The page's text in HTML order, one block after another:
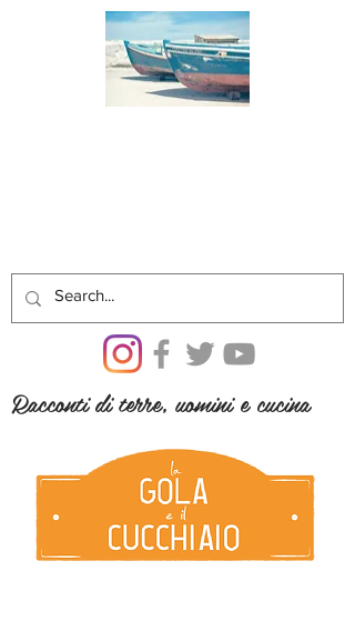
Racconti di terre, uomini e cucina